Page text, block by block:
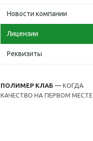
Новости компании
Лицензии
Реквизиты
ПОЛИМЕР КЛАБ — КОГДА
КАЧЕСТВО НА ПЕРВОМ МЕСТЕ